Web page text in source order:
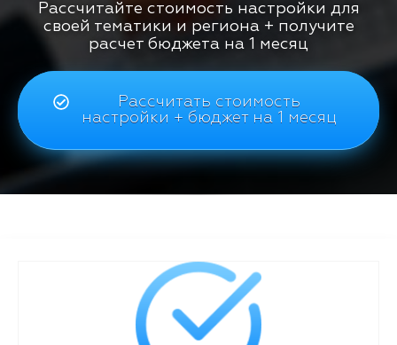
Рассчитайте стоимость настройки для
своей тематики и региона + получите
расчет бюджета на 1 месяц
Рассчитать стоимость
настройки + бюджет на 1 месяц